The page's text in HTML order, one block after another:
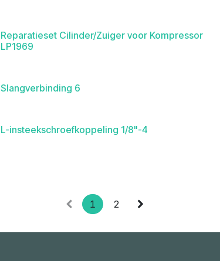
Reparatieset Cilinder/Zuiger voor Kompressor
LP1969
Slangverbinding 6
L-insteekschroefkoppeling 1/8"-4
1 2